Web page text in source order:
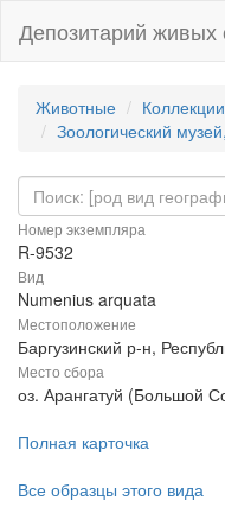
Депозитарий живых
Животные
Коллекции
Зоологический
Номер экземпляра
R-9532
Вид
Numenius arquata
Местоположение
Баргузинский р-н,
Место сбора
оз. Арангатуй (Большой
Полная карточка
Все образцы этого вида